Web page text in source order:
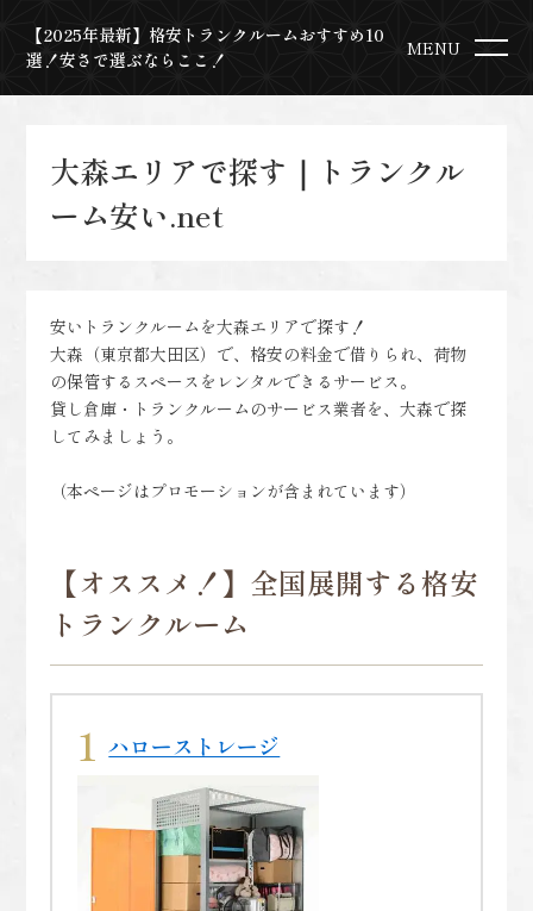
【2025年最新】格安トランクルームおすすめ10
選！安さで選ぶならここ！
MENU
大森エリアで探す｜トランクル
ーム安い.net
安いトランクルームを大森エリアで探す！
大森（東京都大田区）で、格安の料金で借りられ、荷物
の保管するスペースをレンタルできるサービス。
貸し倉庫・トランクルームのサービス業者を、大森で探
してみましょう。
（本ページはプロモーションが含まれています）
【オススメ！】全国展開する格安
トランクルーム
ハローストレージ